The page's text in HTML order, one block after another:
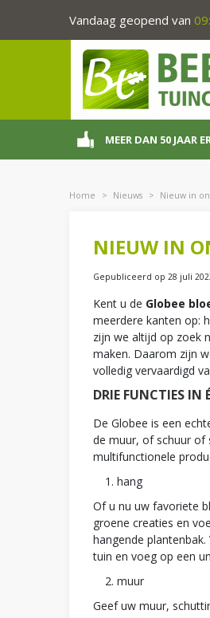
content
Home > Nieuws > Nieuw in
Vandaag geopend van
MEER DAN 50 JAAR
NIEUW IN
Gepubliceerd op 28 juli
Kent u de Globee
meerdere kanten op:
zijn we altijd op zoek
maken. Daarom zijn
volledig vervaardigd
DRIE FUNCTIES IN
De Globee is een
de muur, of schuur of
multifunctionele
hang
Of u nu uw favoriete
groene creaties en
hangende
tuin en voeg op een
muur
Geef uw muur,